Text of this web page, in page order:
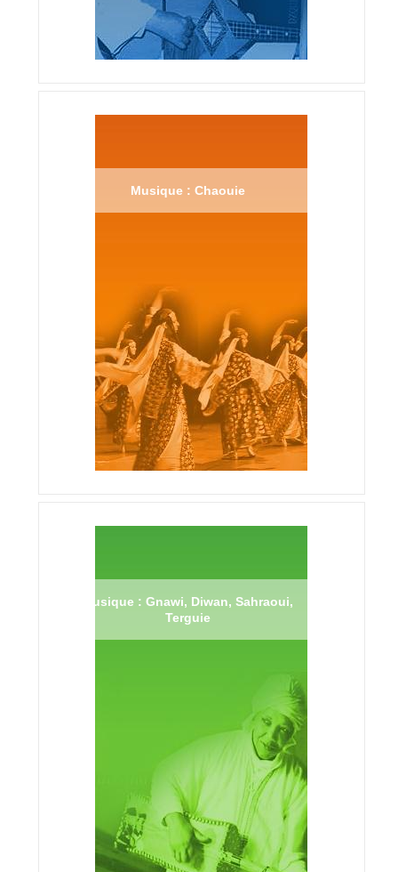
Musique : Chaouie
Musique : Gnawi, Diwan, Sahraoui,
Terguie